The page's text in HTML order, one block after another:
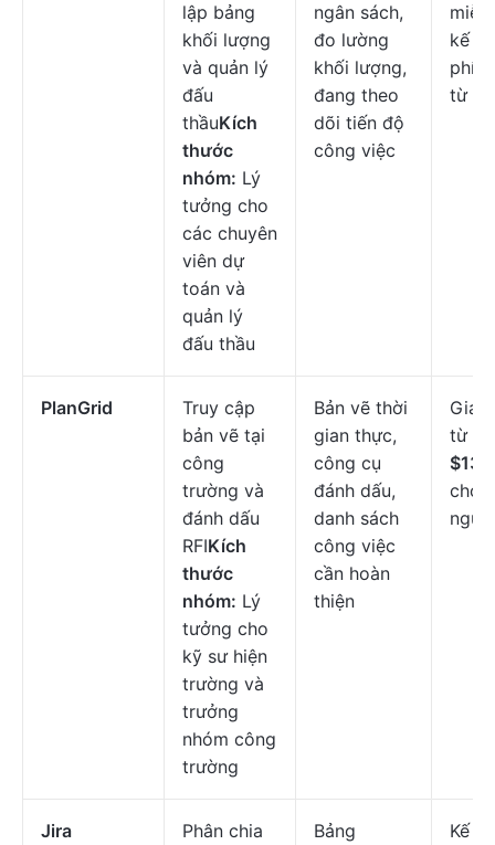
lập bảng
khối lượng
và quản lý
đấu
thầuKích
thước
nhóm: Lý
tưởng cho
các chuyên
viên dự
toán và
quản lý
đấu thầu
ngân sách,
đo lường
khối lượng,
đang theo
dõi tiến độ
công việc
kế
phí
từ
PlanGrid
Truy cập
bản vẽ tại
công
trường và
đánh dấu
RFIKích
thước
nhóm: Lý
tưởng cho
kỹ sư hiện
trường và
trưởng
nhóm công
trường
Bản vẽ thời
gian thực,
công cụ
đánh dấu,
danh sách
công việc
cần hoàn
thiện
Giá
từ
cho
Jira
Phân chia
Bảng
Kế